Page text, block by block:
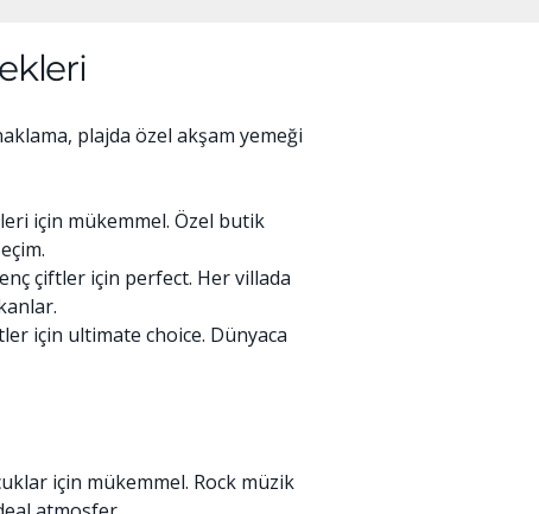
plajda özel akşam yemeği
için mükemmel. Özel butik
çiftler için perfect. Her villada
için ultimate choice. Dünyaca
için mükemmel. Rock müzik